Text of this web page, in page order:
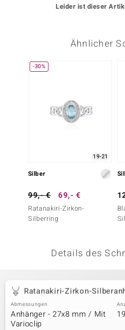
BY DE MELO
Leider ist dieser
Ähnlicher
-30%
19-21
Silber
99,- € 69,- €
Ratanakiri-Zirkon-
Silberring
Details des
Ratanakiri-Zirkon-
Abmessungen
Anhänger - 27x8 mm / Mit
Varioclip
19